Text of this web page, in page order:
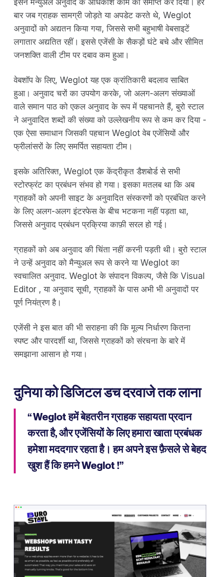
इसने मैन्युअल अनुवाद के अधिकांश काम को समाप्त कर दिया। हर
बार जब ग्राहक सामग्री जोड़ते या अपडेट करते थे, Weglot
अनुवादों को अद्यतन किया गया, जिससे सभी बहुभाषी वेबसाइटें
लगातार अद्यतित रहीं। इससे एजेंसी के सैकड़ों घंटे बचे और सीमित
जनशक्ति वाली टीम पर दबाव कम हुआ।
वेबशॉप के लिए, Weglot यह एक क्रांतिकारी बदलाव साबित
हुआ। अनुवाद चरों का उपयोग करके, जो अलग-अलग संख्याओं
वाले समान पाठ को एकल अनुवाद के रूप में पहचानते हैं, बुरो स्टाल
ने अनुवादित शब्दों की संख्या को उल्लेखनीय रूप से कम कर दिया -
एक ऐसा समाधान जिसकी पहचान Weglot वेब एजेंसियों और
फ्रीलांसरों के लिए समर्पित सहायता टीम।
इसके अतिरिक्त, Weglot एक केंद्रीकृत डैशबोर्ड से सभी
स्टोरफ्रंट का प्रबंधन संभव हो गया। इसका मतलब था कि अब
ग्राहकों को अपनी साइट के अनुवादित संस्करणों को प्रबंधित करने
के लिए अलग-अलग इंटरफेस के बीच भटकना नहीं पड़ता था,
जिससे अनुवाद प्रबंधन प्रक्रिया काफ़ी सरल हो गई।
ग्राहकों को अब अनुवाद की चिंता नहीं करनी पड़ती थी। बुरो स्टाल
ने उन्हें अनुवाद को मैन्युअल रूप से करने या Weglot का
स्वचालित अनुवाद. Weglot के संपादन विकल्प, जैसे कि Visual
Editor , या अनुवाद सूची, ग्राहकों के पास अभी भी अनुवादों पर
पूर्ण नियंत्रण है।
एजेंसी ने इस बात की भी सराहना की कि मूल्य निर्धारण कितना
स्पष्ट और पारदर्शी था, जिससे ग्राहकों को संरचना के बारे में
समझाना आसान हो गया।
दुनिया को डिजिटल डच दरवाजे तक लाना
“ Weglot हमें बेहतरीन ग्राहक सहायता प्रदान
करता है, और एजेंसियों के लिए हमारा खाता प्रबंधक
हमेशा मददगार रहता है। हम अपने इस फ़ैसले से बेहद
खुश हैं कि हमने Weglot !”